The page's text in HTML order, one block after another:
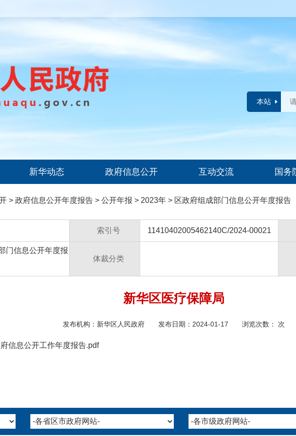
本站
新华动态 政府信息公开 互动交流 国务
> 政府信息公开年度报告 > 公开年报 > 2023年 > 区政府组成部门信息公开年度报告
索引号 11410402005462140C/2024-00021
门信息公开年度报
体裁分类
新华区医疗保障局
发布机构： 新华区人民政府 发布日期：2024-01-17 浏览次数： 次
信息公开工作年度报告.pdf